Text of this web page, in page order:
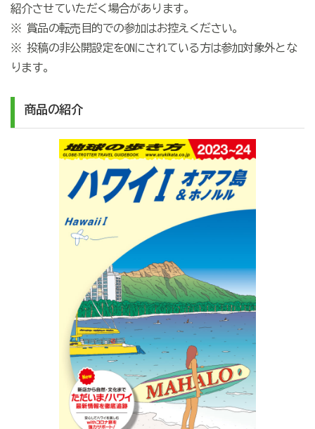
紹介させていただく場合があります。
※ 賞品の転売目的での参加はお控えください。
※ 投稿の非公開設定をONにされている方は参加対象外とな
ります。
商品の紹介